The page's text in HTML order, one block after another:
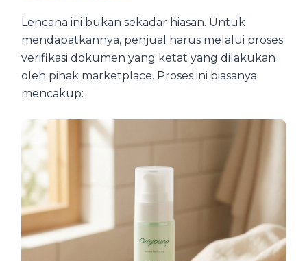
Lencana ini bukan sekadar hiasan. Untuk
mendapatkannya, penjual harus melalui proses
verifikasi dokumen yang ketat yang dilakukan
oleh pihak marketplace. Proses ini biasanya
mencakup: